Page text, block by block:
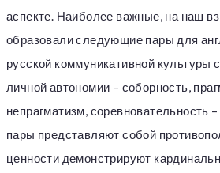
аспекте. Наиболее важные, на наш
образовали следующие пары для
русской коммуникативной культуры
личной автономии – соборность,
непрагматизм, соревновательность
пары представляют собой
ценности демонстрируют